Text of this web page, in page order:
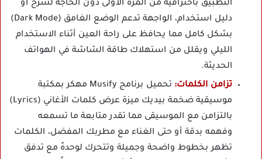
التطبيق باحترافية من المرة الأولى دون الحاجة لشرح أو
دليل استخدام، الواجهة تدعم الوضع الغامق (Dark Mode)
بشكل كامل مما يحافظ على راحة العين أثناء الاستخدام
الليلي ويقلل من استهلاك طاقة الشاشة في الهواتف
الحديثة.
تزامن الكلمات:
تحميل برنامج Musify مهكر بمكتبة
موسيقية ضخمة بيديك ميزة عرض كلمات الأغاني (Lyrics)
بالتزامن مع الموسيقى مما تقدر متابعة ما تسمعه
وفهمه بدقة أو حتى الغناء مع مطربك المفضل، الكلمات
تظهر بخطوط واضحة وجميلة وتتحرك لوحدهً مع تدفق